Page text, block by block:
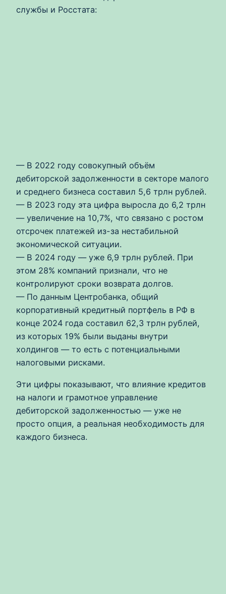
службы и Росстата:
— В 2022 году совокупный объём
дебиторской задолженности в секторе малого
и среднего бизнеса составил 5,6 трлн рублей.
— В 2023 году эта цифра выросла до 6,2 трлн
— увеличение на 10,7%, что связано с ростом
отсрочек платежей из-за нестабильной
экономической ситуации.
— В 2024 году — уже 6,9 трлн рублей. При
этом 28% компаний признали, что не
контролируют сроки возврата долгов.
— По данным Центробанка, общий
корпоративный кредитный портфель в РФ в
конце 2024 года составил 62,3 трлн рублей,
из которых 19% были выданы внутри
холдингов — то есть с потенциальными
налоговыми рисками.
Эти цифры показывают, что влияние кредитов
на налоги и грамотное управление
дебиторской задолженностью — уже не
просто опция, а реальная необходимость для
каждого бизнеса.